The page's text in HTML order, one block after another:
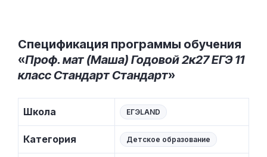
Спецификация программы обучения
«Проф. мат (Маша) Годовой 2к27 ЕГЭ 11
класс Стандарт Стандарт»
Школа ЕГЭLAND
Категория Детское образование